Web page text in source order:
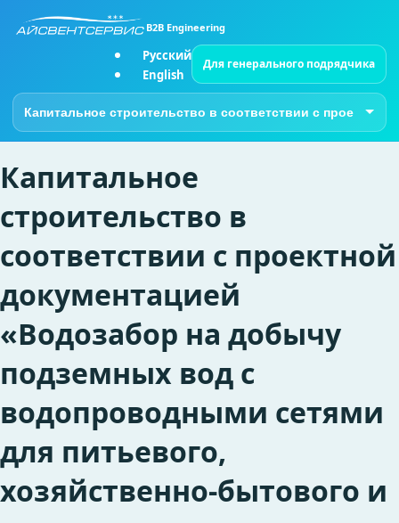
B2B Engineering
Перейти на страницу
Русский
English
Для генерального подрядчика
Капитальное
строительство в
соответствии с проектной
документацией
«Водозабор на добычу
подземных вод с
водопроводными сетями
для питьевого,
хозяйственно-бытового и